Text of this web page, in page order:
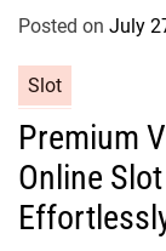
r
s
Posted on July
a
e
g
o
Slot
Premium
Online